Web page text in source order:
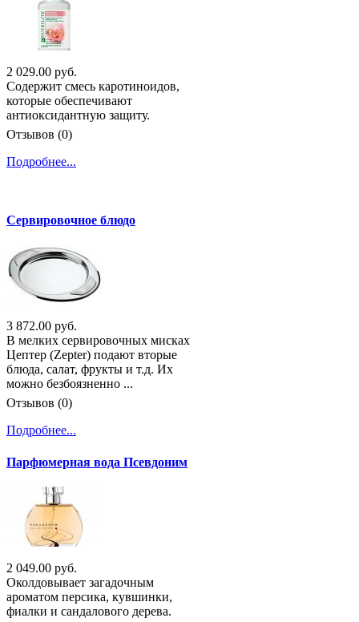
2 029.00 руб.
Содержит смесь каротиноидов,
которые обеспечивают
антиоксидантную защиту.
Отзывов (0)
Подробнее...
Сервировочное блюдо
3 872.00 руб.
В мелких сервировочных мисках
Цептер (Zepter) подают вторые
блюда, салат, фрукты и т.д. Их
можно безбоязненно ...
Отзывов (0)
Подробнее...
Парфюмерная вода Псевдоним
2 049.00 руб.
Околдовывает загадочным
ароматом персика, кувшинки,
фиалки и сандалового дерева.